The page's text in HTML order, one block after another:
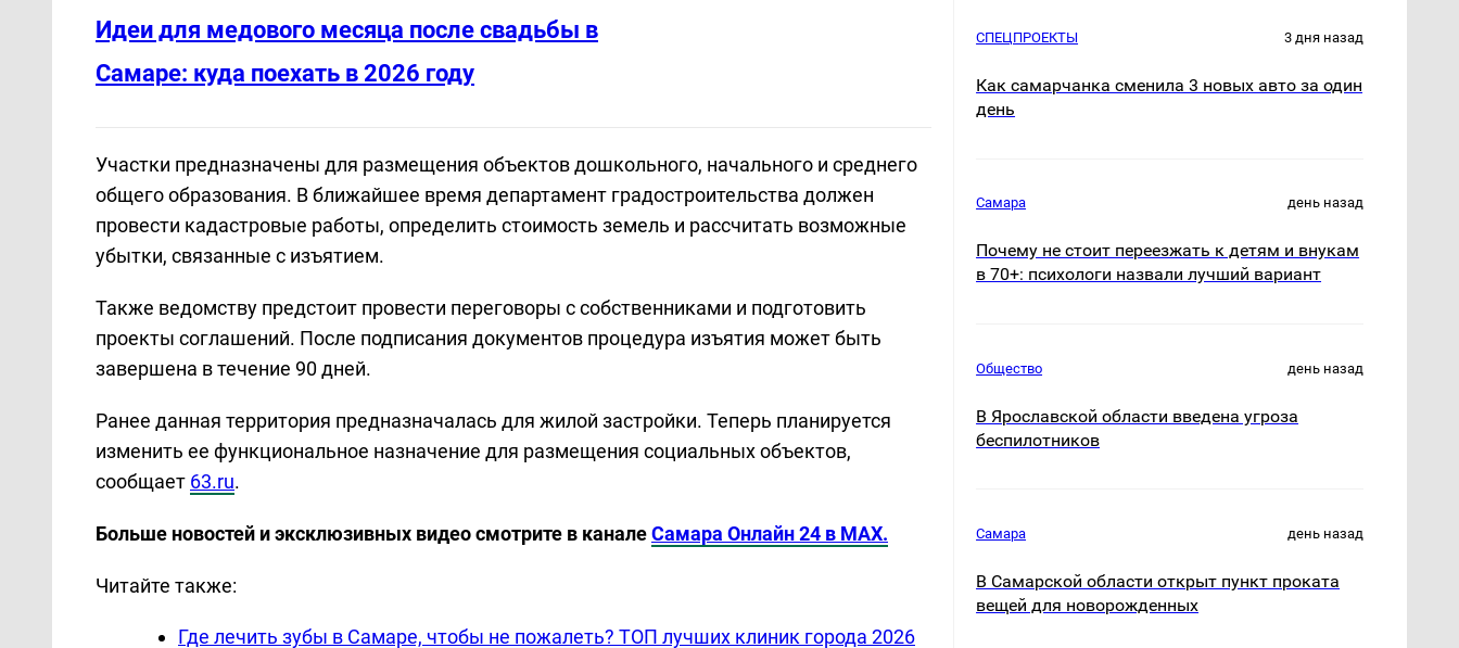
Идеи для медового месяца после свадьбы в
Самаре: куда поехать в 2026 году
Участки предназначены для размещения объектов дошкольного, начального и среднего
общего образования. В ближайшее время департамент градостроительства должен
провести кадастровые работы, определить стоимость земель и рассчитать возможные
убытки, связанные с изъятием.
Также ведомству предстоит провести переговоры с собственниками и подготовить
проекты соглашений. После подписания документов процедура изъятия может быть
завершена в течение 90 дней.
Ранее данная территория предназначалась для жилой застройки. Теперь планируется
изменить ее функциональное назначение для размещения социальных объектов,
сообщает 63.ru.
Больше новостей и эксклюзивных видео смотрите в каналеСамара Онлайн 24 в MAX.
Читайте также:
Где лечить зубы в Самаре, чтобы не пожалеть? ТОП лучших клиник города 2026
СПЕЦПРОЕКТЫ 3 дня назад
Как самарчанка сменила 3 новых авто за один
день
Самара день назад
Почему не стоит переезжать к детям и внукам
в 70+: психологи назвали лучший вариант
Общество день назад
В Ярославской области введена угроза
беспилотников
Самара день назад
В Самарской области открыт пункт проката
вещей для новорожденных